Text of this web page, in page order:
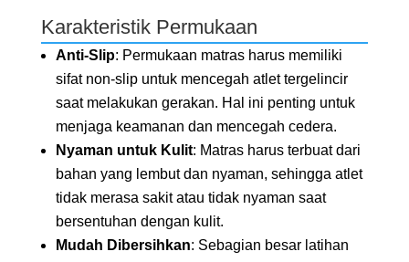
Karakteristik Permukaan
Anti-Slip: Permukaan matras harus memiliki
sifat non-slip untuk mencegah atlet tergelincir
saat melakukan gerakan. Hal ini penting untuk
menjaga keamanan dan mencegah cedera.
Nyaman untuk Kulit: Matras harus terbuat dari
bahan yang lembut dan nyaman, sehingga atlet
tidak merasa sakit atau tidak nyaman saat
bersentuhan dengan kulit.
Mudah Dibersihkan: Sebagian besar latihan